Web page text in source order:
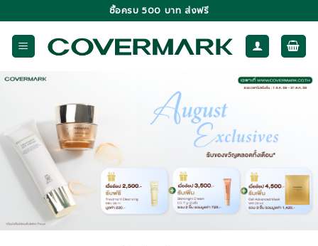
to
content
ซื้อครบ 500 บาท ส่งฟรี